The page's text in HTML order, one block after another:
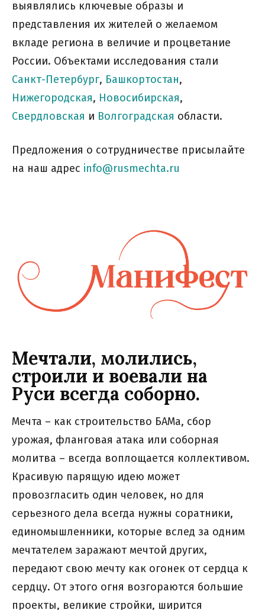
выявлялись ключевые образы и
представления их жителей о желаемом
вкладе региона в величие и процветание
России. Объектами исследования стали
Санкт-Петербург, Башкортостан,
Нижегородская, Новосибирская,
Свердловская и Волгоградская области.
Предложения о сотрудничестве присылайте
на наш адрес info@rusmechta.ru
Мечтали, молились,
строили и воевали на
Руси всегда соборно.
Мечта – как строительство БАМа, сбор
урожая, фланговая атака или соборная
молитва – всегда воплощается коллективом.
Красивую парящую идею может
провозгласить один человек, но для
серьезного дела всегда нужны соратники,
единомышленники, которые вслед за одним
мечтателем заражают мечтой других,
передают свою мечту как огонек от сердца к
сердцу. От этого огня возгораются большие
проекты, великие стройки, ширится